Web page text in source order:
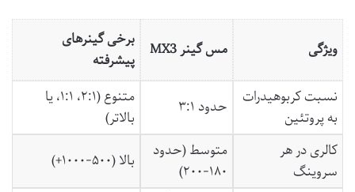
ویژگی مس گینر MX3
برخی گینرهای
پیشرفته
نسبت کربوهیدرات
به پروتئین
حدود ۳:۱
متنوع (۲:۱، ۱:۱، یا
بالاتر)
کالری در هر
سروینگ
متوسط (حدود
۱۸۰-۲۰۰)
بالا (۵۰۰-۱۰۰۰+)